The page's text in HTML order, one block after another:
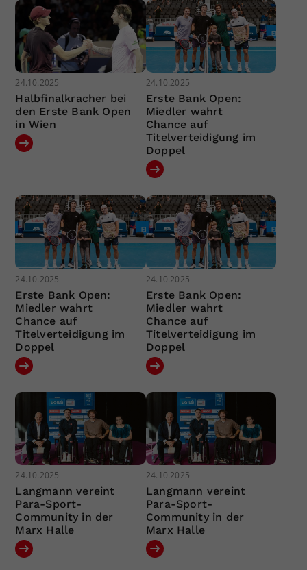
24.10.2025
Halbfinalkracher bei
den Erste Bank Open
in Wien
24.10.2025
Erste Bank Open:
Miedler wahrt
Chance auf
Titelverteidigung im
Doppel
24.10.2025
Erste Bank Open:
Miedler wahrt
Chance auf
Titelverteidigung im
Doppel
24.10.2025
Erste Bank Open:
Miedler wahrt
Chance auf
Titelverteidigung im
Doppel
24.10.2025
Langmann vereint
Para-Sport-
Community in der
Marx Halle
24.10.2025
Langmann vereint
Para-Sport-
Community in der
Marx Halle